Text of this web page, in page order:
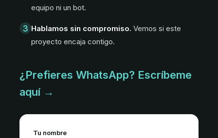
equipo ni un bot.
3 Hablamos sin compromiso. Vemos si este
proyecto encaja contigo.
¿Prefieres WhatsApp? Escríbeme
aquí →
Tu nombre